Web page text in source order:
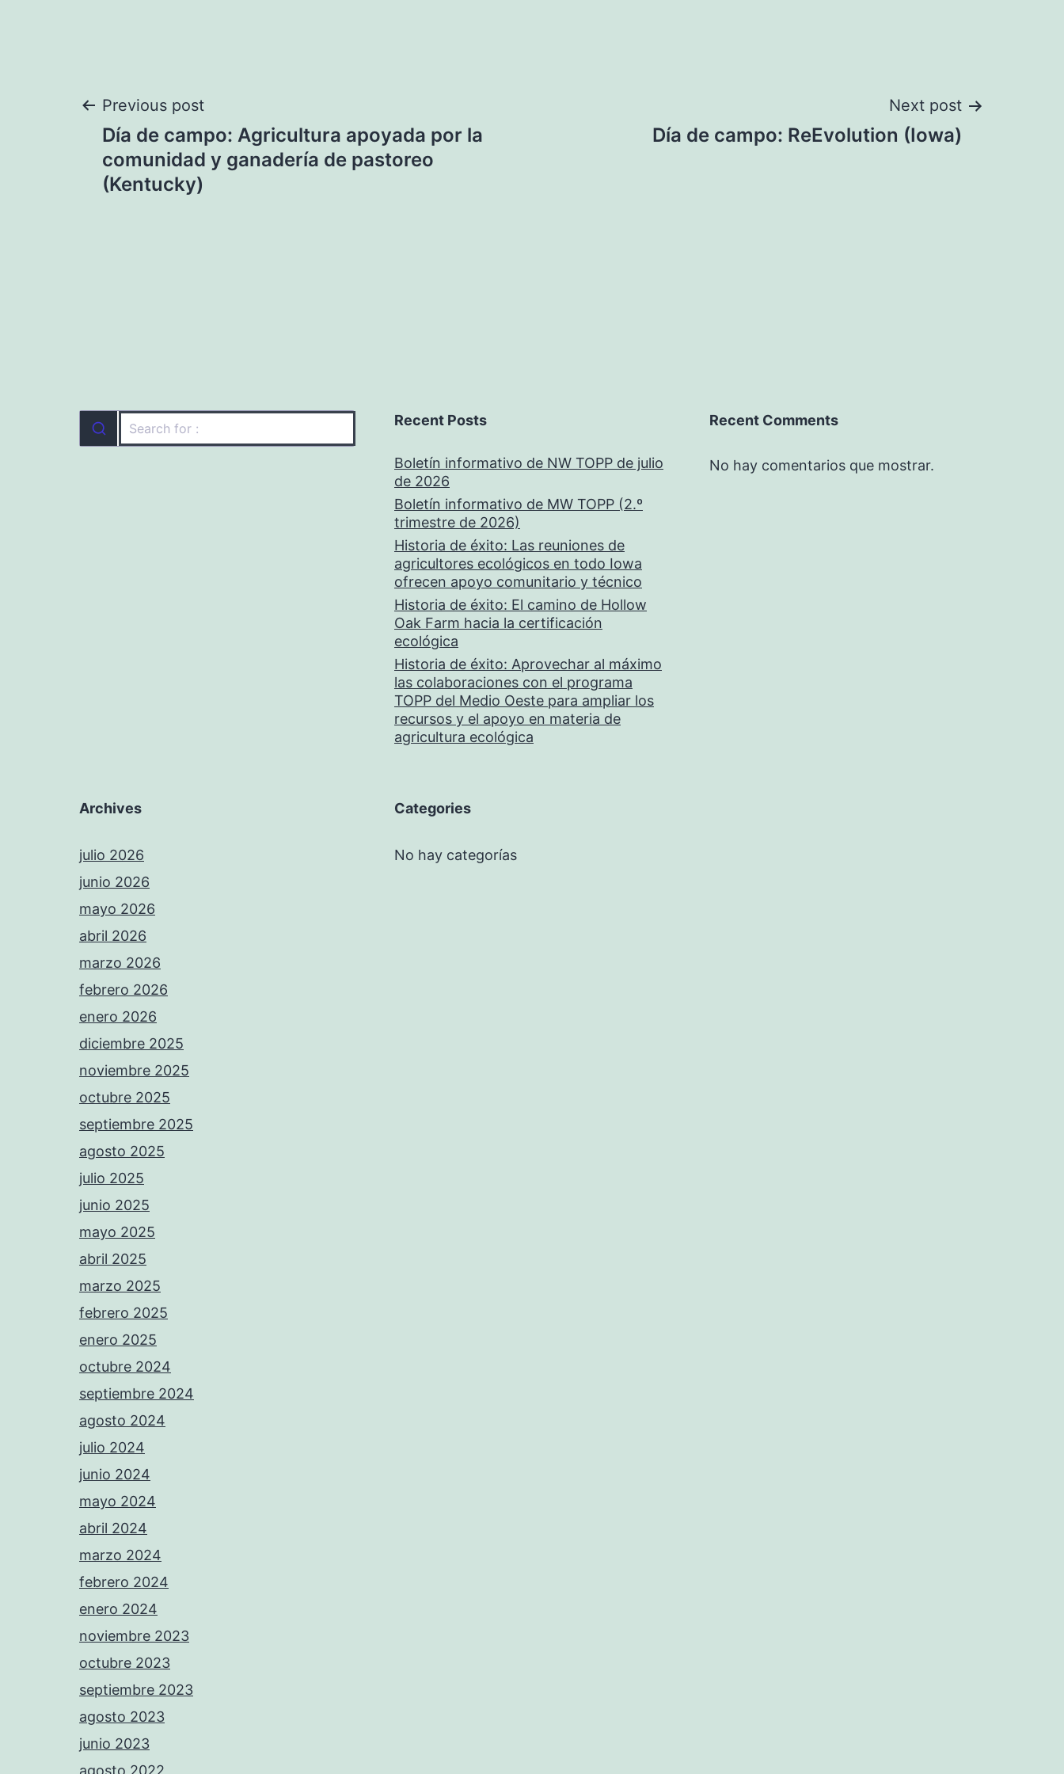
Navegación
de
Previous post
Día de campo: Agricultura apoyada por la
comunidad y ganadería de pastoreo
(Kentucky)
Next post
Día de campo: ReEvolution (Iowa)
Recent Posts
Boletín informativo de NW TOPP de julio
de 2026
Boletín informativo de MW TOPP (2.º
trimestre de 2026)
Historia de éxito: Las reuniones de
agricultores ecológicos en todo Iowa
ofrecen apoyo comunitario y técnico
Historia de éxito: El camino de Hollow
Oak Farm hacia la certificación
ecológica
Historia de éxito: Aprovechar al máximo
las colaboraciones con el programa
TOPP del Medio Oeste para ampliar los
recursos y el apoyo en materia de
agricultura ecológica
Recent Comments
No hay comentarios que mostrar.
Archives
julio 2026
junio 2026
mayo 2026
abril 2026
marzo 2026
febrero 2026
enero 2026
diciembre 2025
noviembre 2025
octubre 2025
septiembre 2025
agosto 2025
julio 2025
junio 2025
mayo 2025
abril 2025
marzo 2025
febrero 2025
enero 2025
octubre 2024
septiembre 2024
agosto 2024
julio 2024
junio 2024
mayo 2024
abril 2024
marzo 2024
febrero 2024
enero 2024
noviembre 2023
octubre 2023
septiembre 2023
agosto 2023
junio 2023
agosto 2022
Categories
No hay categorías